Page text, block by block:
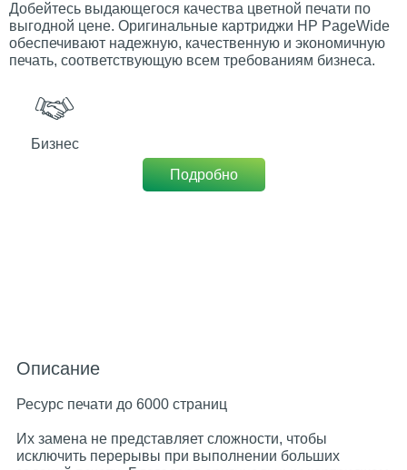
Добейтесь выдающегося качества цветной печати по
выгодной цене. Оригинальные картриджи HP PageWide
обеспечивают надежную, качественную и экономичную
печать, соответствующую всем требованиям бизнеса.
Бизнес
Подробно
Описание
Ресурс печати до 6000 страниц
Их замена не представляет сложности, чтобы
исключить перерывы при выполнении больших